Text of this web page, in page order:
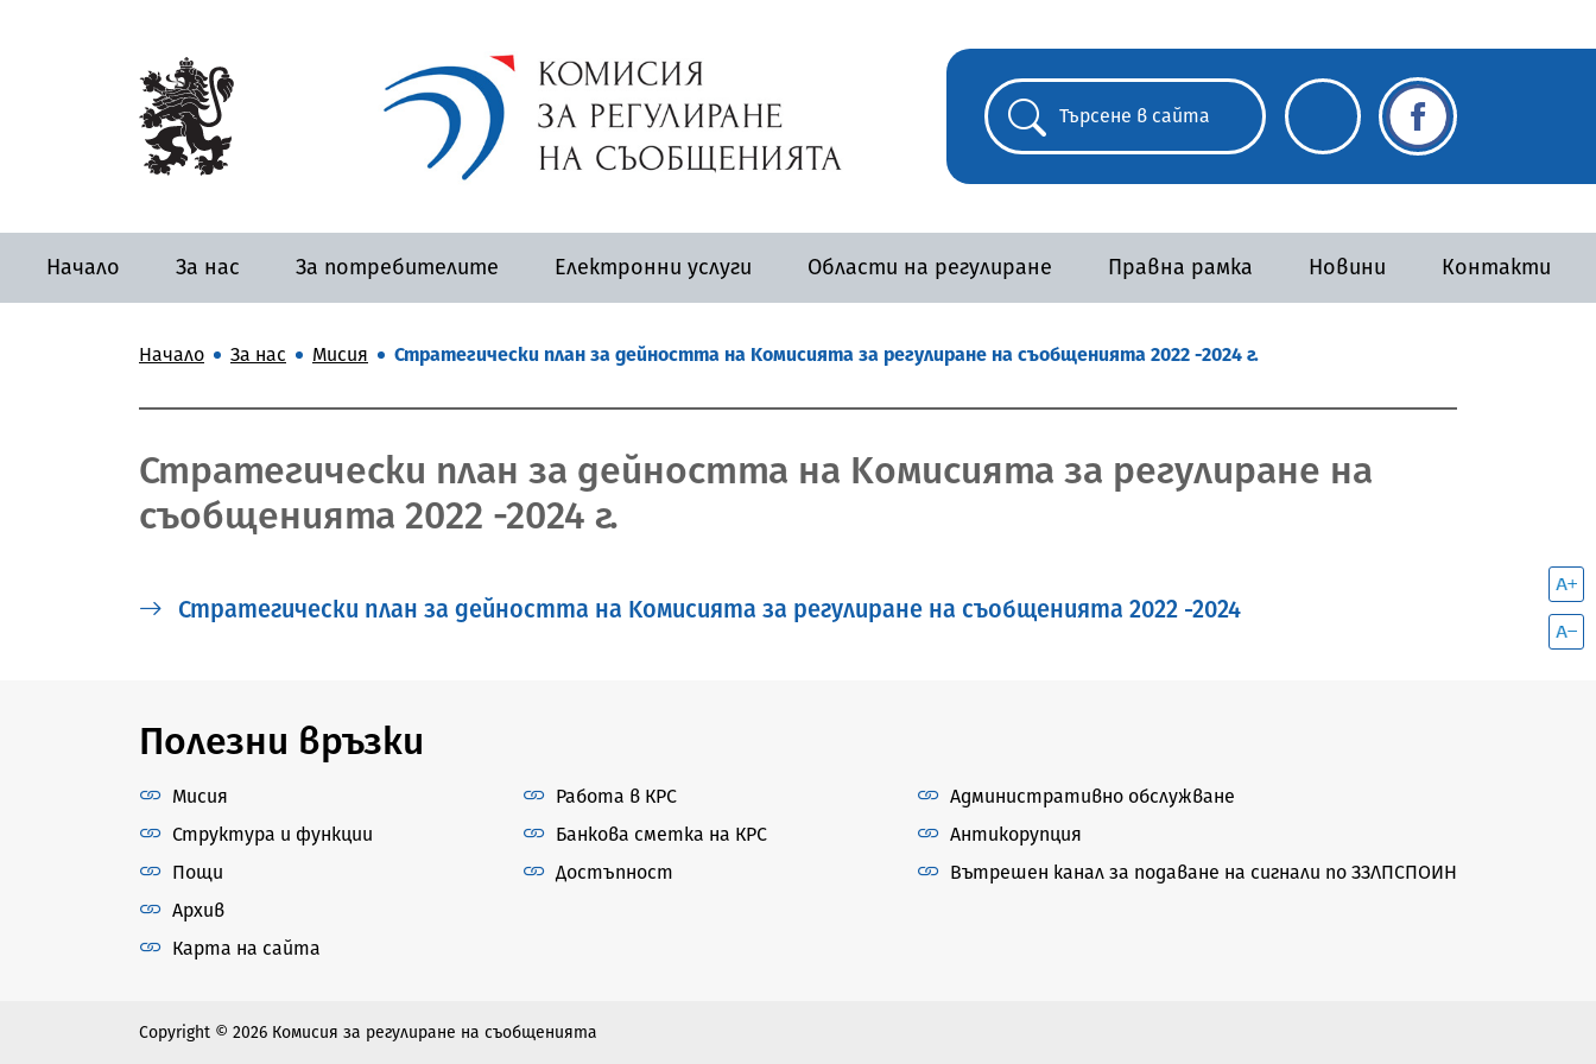
Начало За нас За потребителите Електронни услуги Области на регулиране Правна рамка Новини Контакти
Начало За нас Мисия Стратегически план за дейността на Kомисията за регулиране на съобщенията 2022 -2024 г.
Стратегически план за дейността на Kомисията за регулиране на
съобщенията 2022 -2024 г.
Стратегически план за дейността на Kомисията за регулиране на съобщенията 2022 -2024
Полезни връзки
Мисия
Структура и функции
Пощи
Архив
Карта на сайта
Работа в КРС
Банкова сметка на КРС
Достъпност
Административно обслужване
Антикорупция
Вътрешен канал за подаване на сигнали по ЗЗЛПСПОИН
Copyright © 2026 Комисия за регулиране на съобщенията